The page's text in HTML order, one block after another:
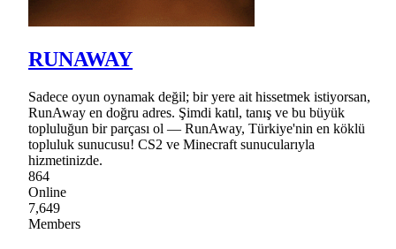
RUNAWAY
Sadece oyun oynamak değil; bir yere ait hissetmek istiyorsan,
RunAway en doğru adres. Şimdi katıl, tanış ve bu büyük
topluluğun bir parçası ol — RunAway, Türkiye'nin en köklü
topluluk sunucusu! CS2 ve Minecraft sunucularıyla
hizmetinizde.
864
Online
7,649
Members